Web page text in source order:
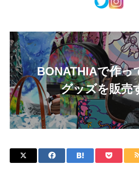
BONATHIAで作っ
グッズを販売